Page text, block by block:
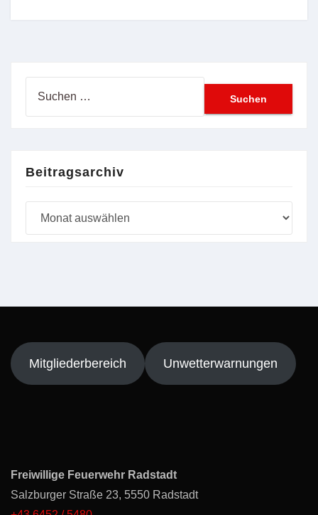
Beitragsarchiv
Mitgliederbereich Unwetterwarnungen
Freiwillige Feuerwehr Radstadt
Salzburger Straße 23, 5550 Radstadt